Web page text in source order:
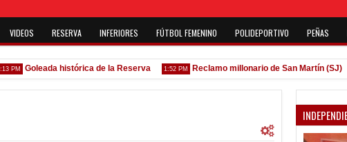
VIDEOS RESERVA INFERIORES FÚTBOL FEMENINO POLIDEPORTIVO PEÑAS
Goleada histórica de la Reserva 1:52 PM Reclamo millonario de San Martín (SJ)